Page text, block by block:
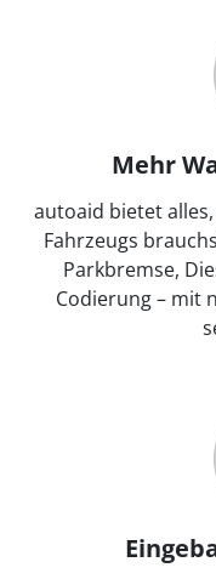
Mehr
autoaid bietet
Fahrzeugs
Parkbremse,
Codierung – mit